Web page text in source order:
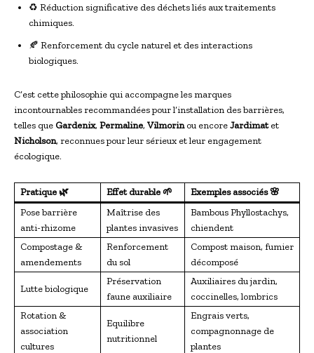
♻️ Réduction significative des déchets liés aux traitements
chimiques.
🍂 Renforcement du cycle naturel et des interactions
biologiques.
C’est cette philosophie qui accompagne les marques
incontournables recommandées pour l’installation des barrières,
telles que Gardenix, Permaline, Vilmorinou encoreJardimatet
Nicholson, reconnues pour leur sérieux et leur engagement
écologique.
Pratique 🌿 Effet durable 🌱
Exemples associés 🌸
Pose barrière
anti-rhizome
Maîtrise des
plantes invasives
Bambous Phyllostachys,
chiendent
Compostage &
amendements
Renforcement
du sol
Compost maison, fumier
décomposé
Lutte biologique
Préservation
faune auxiliaire
Auxiliaires du jardin,
coccinelles, lombrics
Rotation &
association
cultures
Equilibre
nutritionnel
Engrais verts,
compagnonnage de
plantes